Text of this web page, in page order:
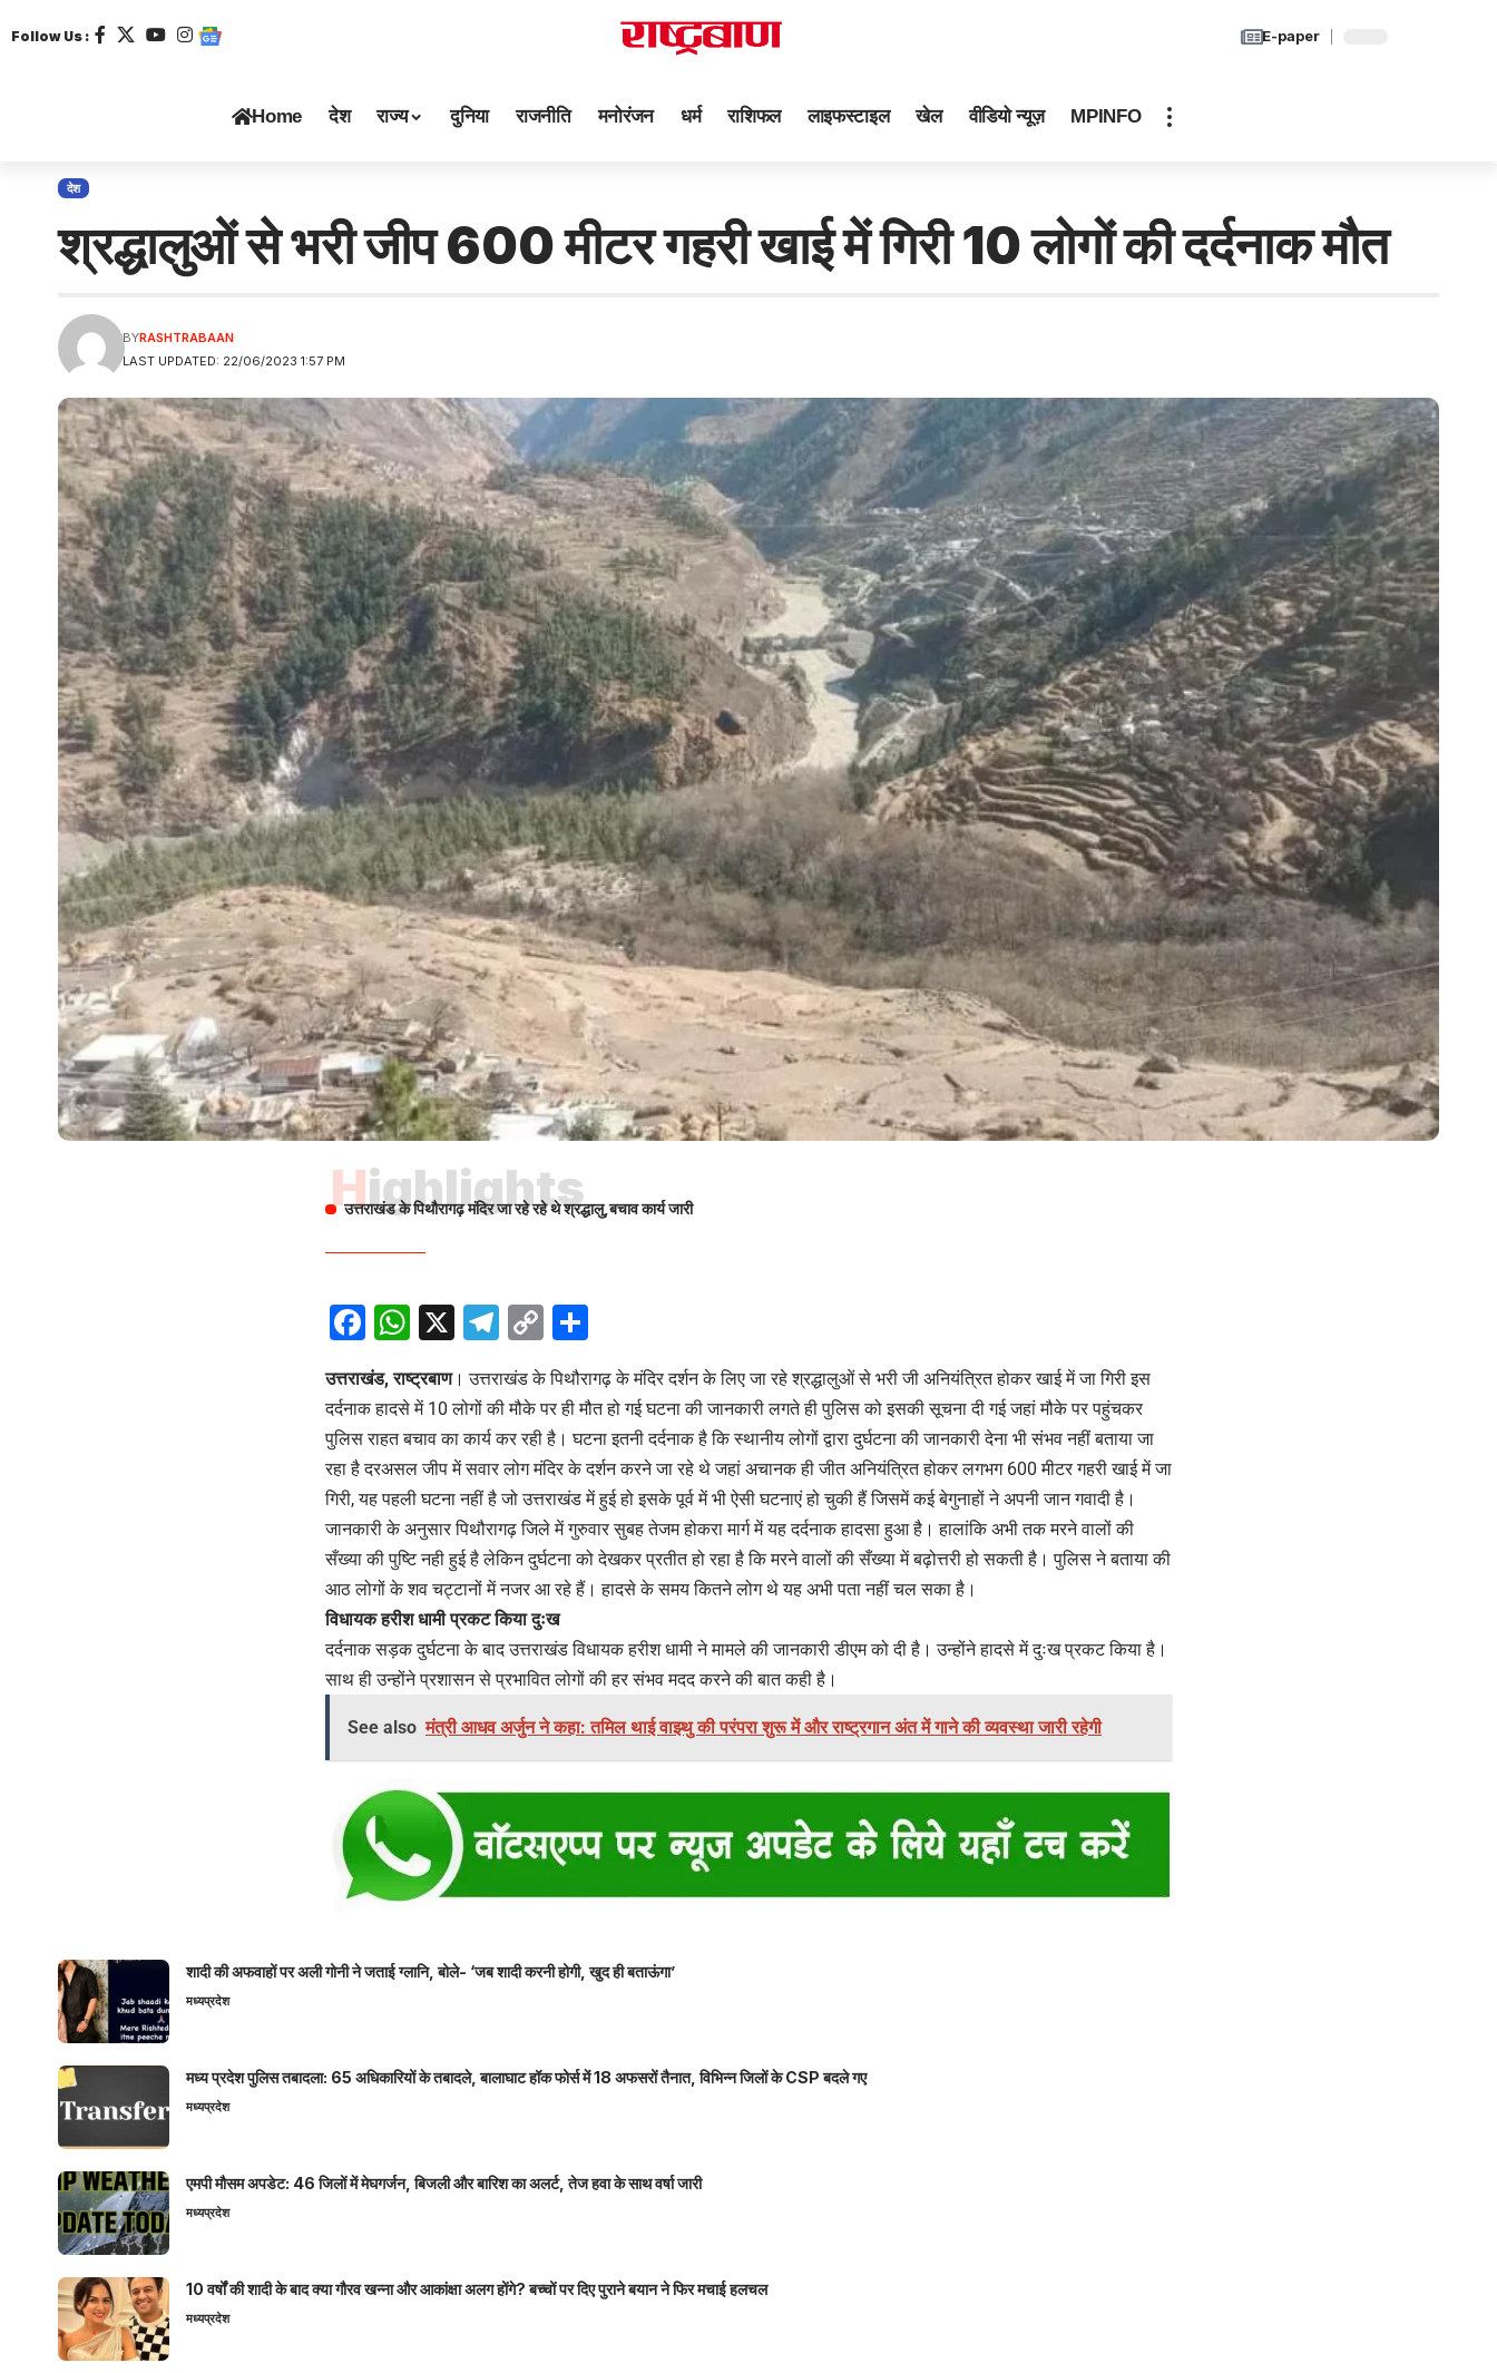
Follow Us : E-paper
Home देश राज्य दुनिया राजनीति मनोरंजन धर्म राशिफल लाइफस्टाइल खेल वीडियो न्यूज़ MPINFO
देश
श्रद्धालुओं से भरी जीप 600 मीटर गहरी खाई में गिरी 10 लोगों की दर्दनाक मौत
LAST UPDATED: 22/06/2023 1:57 PM
BYRASHTRABAAN
Highlights
उत्तराखंड के पिथौरागढ़ मंदिर जा रहे रहे थे श्रद्धालु,बचाव कार्य जारी
Facebook
WhatsApp
X Telegram
Copy
Link
उत्तराखंड, राष्ट्रबाण। उत्तराखंड के पिथौरागढ़ के मंदिर दर्शन के लिए जा रहे श्रद्धालुओं से भरी जी अनियंत्रित होकर खाई में जा गिरी इस
दर्दनाक हादसे में 10 लोगों की मौके पर ही मौत हो गई घटना की जानकारी लगते ही पुलिस को इसकी सूचना दी गई जहां मौके पर पहुंचकर
पुलिस राहत बचाव का कार्य कर रही है। घटना इतनी दर्दनाक है कि स्थानीय लोगों द्वारा दुर्घटना की जानकारी देना भी संभव नहीं बताया जा
रहा है दरअसल जीप में सवार लोग मंदिर के दर्शन करने जा रहे थे जहां अचानक ही जीत अनियंत्रित होकर लगभग 600 मीटर गहरी खाई में जा
गिरी, यह पहली घटना नहीं है जो उत्तराखंड में हुई हो इसके पूर्व में भी ऐसी घटनाएं हो चुकी हैं जिसमें कई बेगुनाहों ने अपनी जान गवादी है।
जानकारी के अनुसार पिथौरागढ़ जिले में गुरुवार सुबह तेजम होकरा मार्ग में यह दर्दनाक हादसा हुआ है। हालांकि अभी तक मरने वालों की
सँख्या की पुष्टि नही हुई है लेकिन दुर्घटना को देखकर प्रतीत हो रहा है कि मरने वालों की सँख्या में बढ़ोत्तरी हो सकती है। पुलिस ने बताया की
आठ लोगों के शव चट्टानों में नजर आ रहे हैं। हादसे के समय कितने लोग थे यह अभी पता नहीं चल सका है।
विधायक हरीश धामी प्रकट किया दुःख
दर्दनाक सड़क दुर्घटना के बाद उत्तराखंड विधायक हरीश धामी ने मामले की जानकारी डीएम को दी है। उन्होंने हादसे में दुःख प्रकट किया है।
साथ ही उन्होंने प्रशासन से प्रभावित लोगों की हर संभव मदद करने की बात कही है।
See also मंत्री आधव अर्जुन ने कहा: तमिल थाई वाझ्थु की परंपरा शुरू में और राष्ट्रगान अंत में गाने की व्यवस्था जारी रहेगी
शादी की अफवाहों पर अली गोनी ने जताई ग्लानि, बोले- ‘जब शादी करनी होगी, खुद ही बताऊंगा’
मध्यप्रदेश
मध्य प्रदेश पुलिस तबादला: 65 अधिकारियों के तबादले, बालाघाट हॉक फोर्स में 18 अफसरों तैनात, विभिन्न जिलों के CSP बदले गए
मध्यप्रदेश
एमपी मौसम अपडेट: 46 जिलों में मेघगर्जन, बिजली और बारिश का अलर्ट, तेज हवा के साथ वर्षा जारी
मध्यप्रदेश
10 वर्षों की शादी के बाद क्या गौरव खन्ना और आकांक्षा अलग होंगे? बच्चों पर दिए पुराने बयान ने फिर मचाई हलचल
मध्यप्रदेश